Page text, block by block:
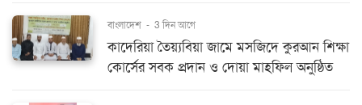
বাংলাদেশ - 3 দিন আগে
কাদেরিয়া তৈয়্যবিয়া জামে মসজিদে কুরআন শিক্ষা
কোর্সের সবক প্রদান ও দোয়া মাহফিল অনুষ্ঠিত